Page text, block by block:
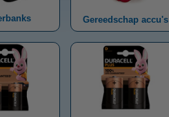
Gereedschap accu's